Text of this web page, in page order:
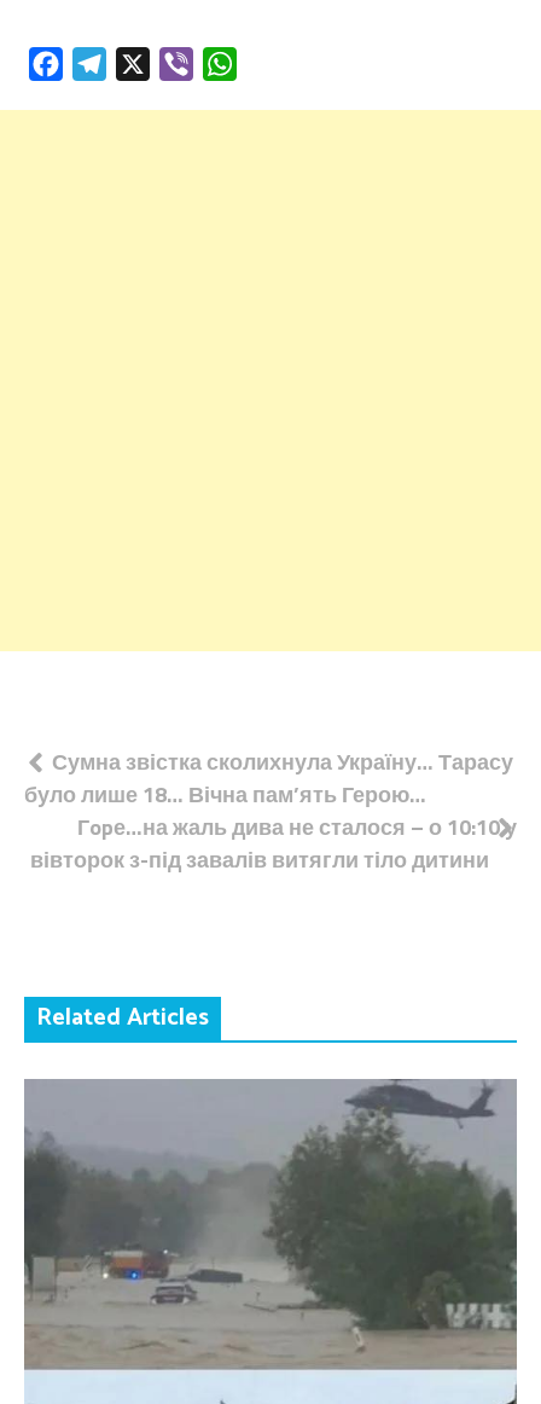
FacebookTelegram Viber
Навігація
записів
Сумна звістка сколихнула Україну… Тарасу
було лише 18… Вічна пам’ять Герою…
Гopе…на жаль дива не сталося – о 10:10 у
вівторок з-під завалів витягли тіло дитини
Related Articles